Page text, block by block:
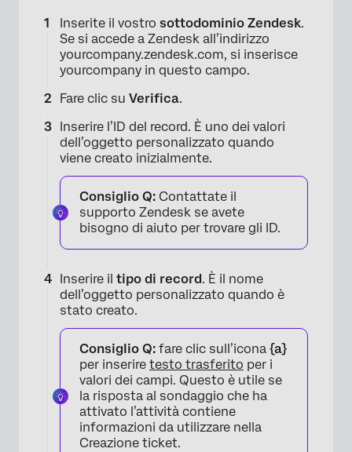
Inserite il vostro sottodominio Zendesk.
Se si accede a Zendesk all’indirizzo
yourcompany.zendesk.com, si inserisce
yourcompany in questo campo.
Fare clic su Verifica.
Inserire l’ID del record. È uno dei valori
dell’oggetto personalizzato quando
viene creato inizialmente.
Consiglio Q: Contattate il
supporto Zendesk se avete
bisogno di aiuto per trovare gli ID.
Inserire il tipo di record. È il nome
dell’oggetto personalizzato quando è
stato creato.
Consiglio Q: fare clic sull’icona {a}
per inserire testo trasferito per i
valori dei campi. Questo è utile se
la risposta al sondaggio che ha
attivato l’attività contiene
informazioni da utilizzare nella
Creazione ticket.